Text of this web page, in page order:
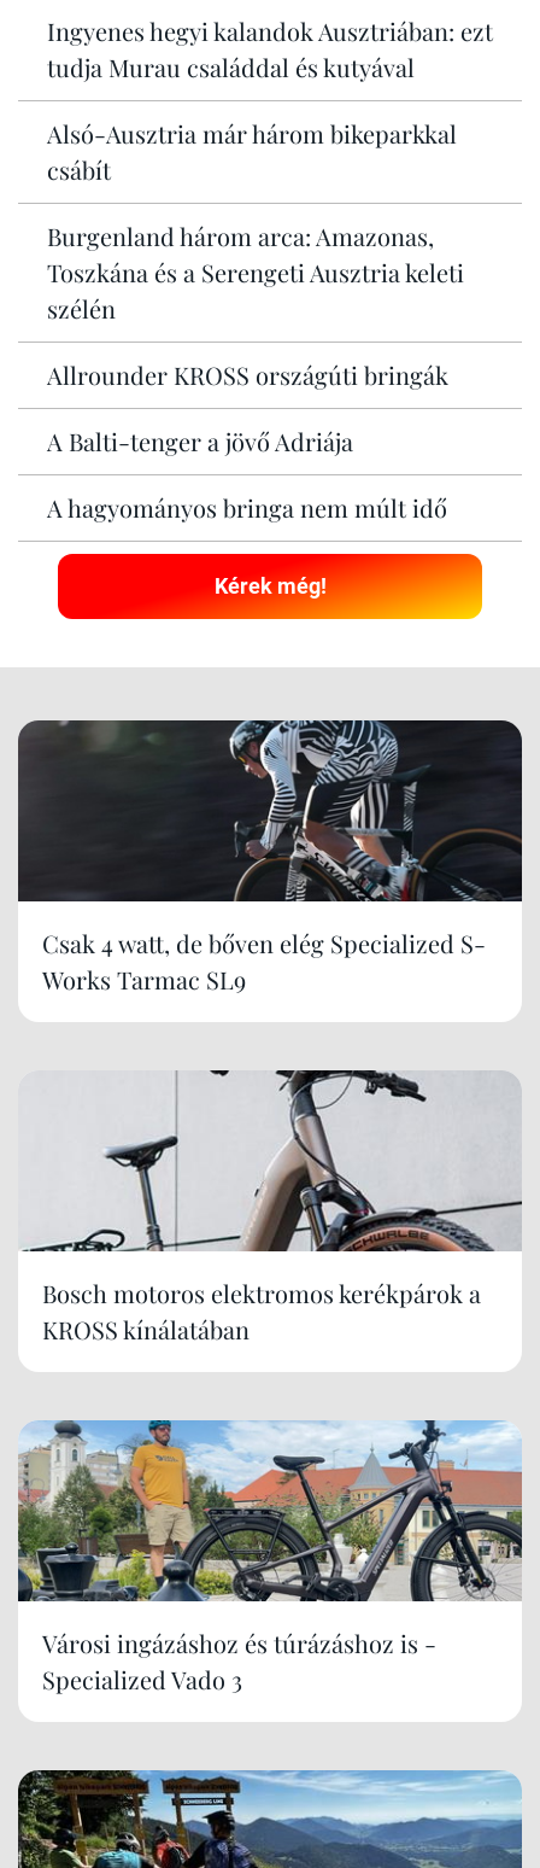
Ingyenes hegyi kalandok Ausztriában: ezt
tudja Murau családdal és kutyával
Alsó-Ausztria már három bikeparkkal
csábít
Burgenland három arca: Amazonas,
Toszkána és a Serengeti Ausztria keleti
szélén
Allrounder KROSS országúti bringák
A Balti-tenger a jövő Adriája
A hagyományos bringa nem múlt idő
Kérek még!
Csak 4 watt, de bőven elég Specialized S-
Works Tarmac SL9
Bosch motoros elektromos kerékpárok a
KROSS kínálatában
Városi ingázáshoz és túrázáshoz is -
Specialized Vado 3